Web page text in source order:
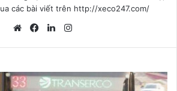
các bài viết trên http://xeco247.com/
WebsiteFacebookLinkedIn